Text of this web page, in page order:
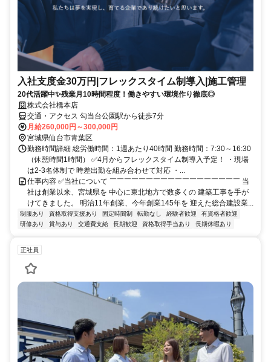
入社支度金30万円|フレックスタイム制導入|施工管理
20代活躍中✨残業月10時間程度！働きやすい環境作り徹底◎
株式会社橋本店
交通・アクセス 勾当台公園駅から徒歩7分
月給260,000円～300,000円
宮城県仙台市青葉区
勤務時間詳細 総労働時間：1週あたり40時間 勤務時間：7:30～16:30
（休憩時間1時間） ✅4月からフレックスタイム制導入予定！ ・現場
は2-3名体制で 時差出勤を組み合わせて対応 ・...
仕事内容 ✅当社について ￣￣￣￣￣￣￣￣￣￣￣￣￣￣￣￣￣￣ 当
社は創業以来、宮城県を 中心に東北地方で数多くの 建築工事を手が
けてきました。 明治11年創業、今年創業145年を 迎えた総合建設業...
制服あり 資格取得支援あり 固定時間制 転勤なし 経験者歓迎
有資格者歓迎
研修あり
賞与あり 交通費支給 長期歓迎 資格取得手当あり 長期休暇あり
正社員